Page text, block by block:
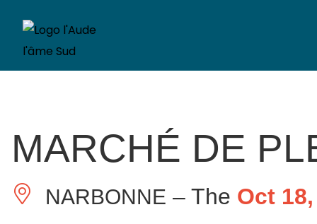
MARCHÉ DE
NARBONNE – The Oct